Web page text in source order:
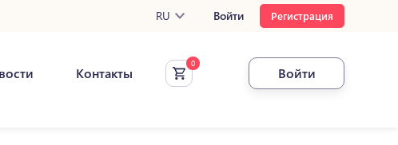
RU Войти Регистрация
Контакты Войти